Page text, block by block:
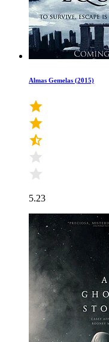
Almas Gemelas (2015)
5.23